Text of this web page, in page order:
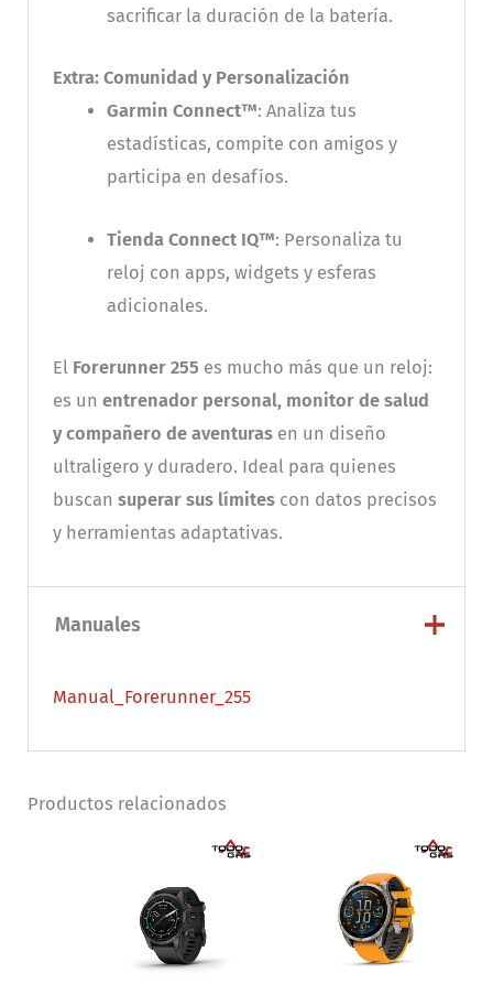
sacrificar la duración de la batería.
Extra: Comunidad y Personalización
Garmin Connect™: Analiza tus
estadísticas, compite con amigos y
participa en desafíos.
Tienda Connect IQ™: Personaliza tu
reloj con apps, widgets y esferas
adicionales.
El Forerunner 255 es mucho más que un reloj:
es un entrenador personal, monitor de salud
y compañero de aventurasen un diseño
ultraligero y duradero. Ideal para quienes
buscan superar sus límitescon datos precisos
y herramientas adaptativas.
Manuales
Manual_Forerunner_255
Productos relacionados